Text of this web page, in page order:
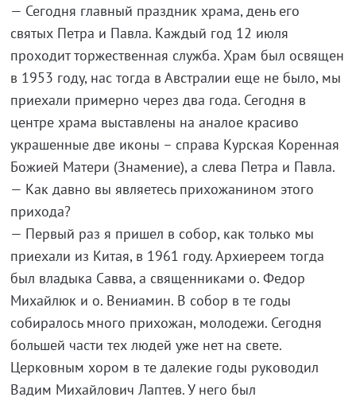
— Сегодня главный праздник храма, день его
святых Петра и Павла. Каждый год 12 июля
проходит торжественная служба. Храм был освящен
в 1953 году, нас тогда в Австралии еще не было, мы
приехали примерно через два года. Сегодня в
центре храма выставлены на аналое красиво
украшенные две иконы – справа Курская Коренная
Божией Матери (Знамение), а слева Петра и Павла.
— Как давно вы являетесь прихожанином этого
прихода?
— Первый раз я пришел в собор, как только мы
приехали из Китая, в 1961 году. Архиереем тогда
был владыка Савва, а священниками о. Федор
Михайлюк и о. Вениамин. В собор в те годы
собиралось много прихожан, молодежи. Сегодня
большей части тех людей уже нет на свете.
Церковным хором в те далекие годы руководил
Вадим Михайлович Лаптев. У него был